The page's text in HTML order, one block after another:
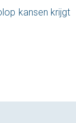
kansen krijgt